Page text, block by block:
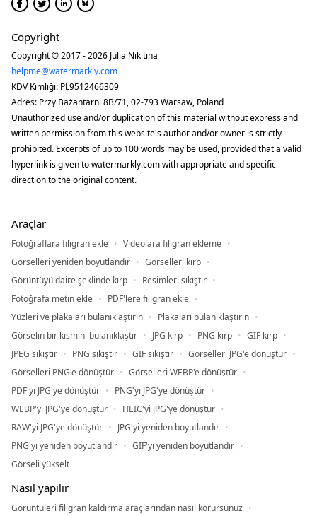
Copyright
Copyright © 2017 - 2026 Julia Nikitina
helpme@watermarkly.com
KDV Kimliği: PL9512466309
Adres: Przy Bażantarni 8B/71, 02-793 Warsaw, Poland
Unauthorized use and/or duplication of this material without express and
written permission from this website's author and/or owner is strictly
prohibited. Excerpts of up to 100 words may be used, provided that a valid
hyperlink is given to watermarkly.com with appropriate and specific
direction to the original content.
Araçlar
Fotoğraflara filigran ekle
Videolara filigran ekleme
Görselleri yeniden boyutlandır
Görselleri kırp
Görüntüyü daire şeklinde kırp
Resimleri sıkıştır
Fotoğrafa metin ekle
PDF'lere filigran ekle
Yüzleri ve plakaları bulanıklaştırın
Plakaları bulanıklaştırın
Görselin bir kısmını bulanıklaştır
JPG kırp PNG kırp
GIF kırp
JPEG sıkıştır
PNG sıkıştır GIF sıkıştır
Görselleri JPG'e dönüştür
Görselleri PNG'e dönüştür
Görselleri WEBP'e dönüştür
PDF'yi JPG'ye dönüştür
PNG'yi JPG'ye dönüştür
WEBP'yi JPG'ye dönüştür
HEIC'yi JPG'ye dönüştür
RAW'yi JPG'ye dönüştür
JPG'yi yeniden boyutlandır
PNG'yi yeniden boyutlandır
GIF'yi yeniden boyutlandır
Görseli yükselt
Nasıl yapılır
Görüntüleri filigran kaldırma araçlarından nasıl korursunuz